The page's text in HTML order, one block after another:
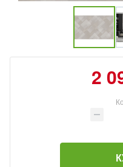
2